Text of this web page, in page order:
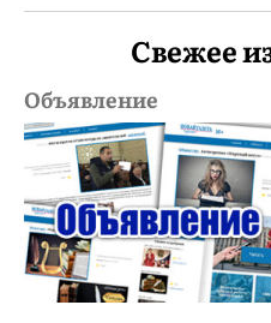
Свежее
Объявление